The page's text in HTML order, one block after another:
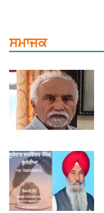
ਸਮਾਜਕ